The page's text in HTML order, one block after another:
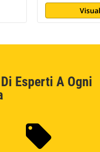
Esperti A Ogni